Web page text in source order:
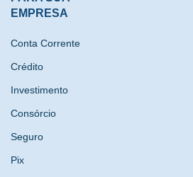
EMPRESA
Conta Corrente
Crédito
Investimento
Consórcio
Seguro
Pix